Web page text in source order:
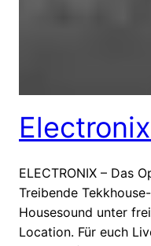
ELECTRONIX – Das
Treibende
Housesound unter
Location. Für euch